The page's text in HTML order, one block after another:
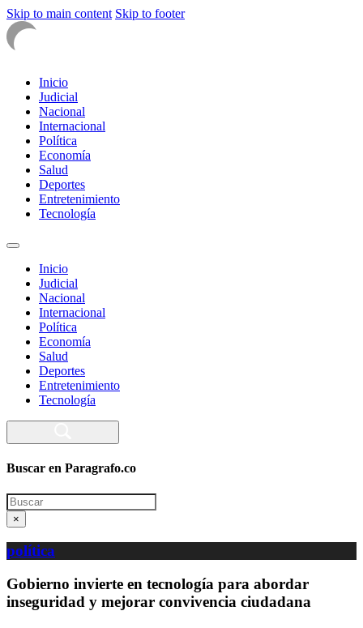
Skip to main content Skip to footer
Inicio
Judicial
Nacional
Internacional
Política
Economía
Salud
Deportes
Entretenimiento
Tecnología
Inicio
Judicial
Nacional
Internacional
Política
Economía
Salud
Deportes
Entretenimiento
Tecnología
Buscar en Paragrafo.co
Search
×
política
Gobierno invierte en tecnología para abordar
inseguridad y mejorar convivencia ciudadana